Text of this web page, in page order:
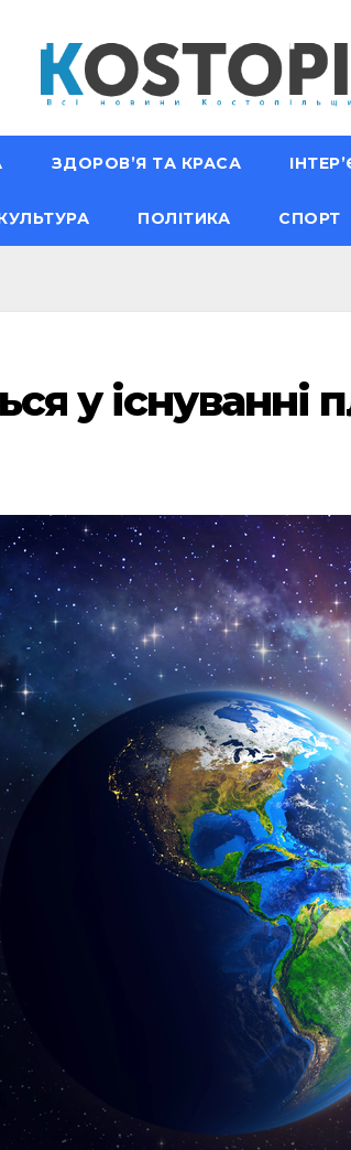
ЗДОРОВ’Я ТА КРАСА
ПОЛІТИКА СПОРТ
у існуванні